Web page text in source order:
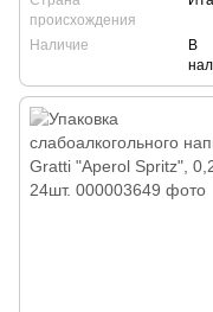
происхождения
Наличие
В